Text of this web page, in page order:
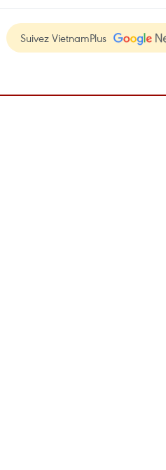
Suivez VietnamPlus